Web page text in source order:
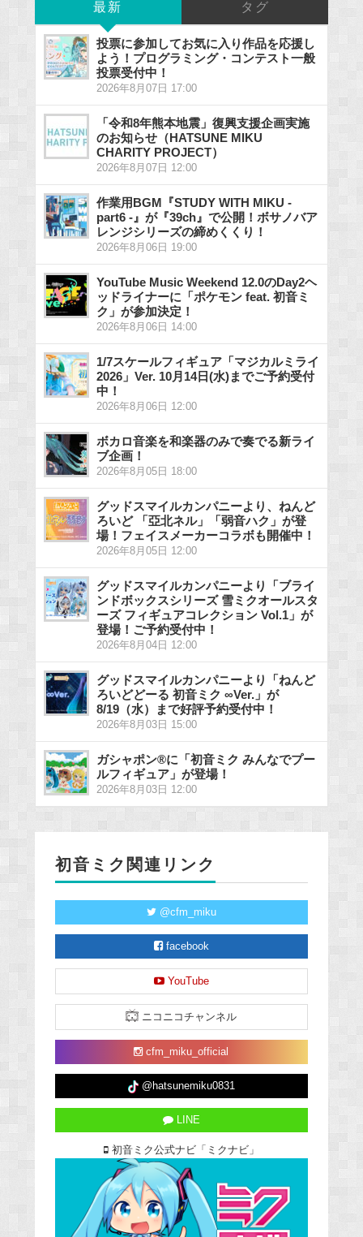
最新 タグ
投票に参加してお気に入り作品を応援し
よう！プログラミング・コンテスト一般
投票受付中！
2026年8月07日 17:00
「令和8年熊本地震」復興支援企画実施
のお知らせ（HATSUNE MIKU
CHARITY PROJECT）
2026年8月07日 12:00
作業用BGM『STUDY WITH MIKU -
part6 -』が『39ch』で公開！ボサノバア
レンジシリーズの締めくくり！
2026年8月06日 19:00
YouTube Music Weekend 12.0のDay2ヘ
ッドライナーに「ポケモン feat. 初音ミ
ク」が参加決定！
2026年8月06日 14:00
1/7スケールフィギュア「マジカルミライ
2026」Ver. 10月14日(水)までご予約受付
中！
2026年8月06日 12:00
ボカロ音楽を和楽器のみで奏でる新ライ
ブ企画！
2026年8月05日 18:00
グッドスマイルカンパニーより、ねんど
ろいど 「亞北ネル」「弱音ハク」が登
場！フェイスメーカーコラボも開催中！
2026年8月05日 12:00
グッドスマイルカンパニーより「ブライ
ンドボックスシリーズ 雪ミクオールスタ
ーズ フィギュアコレクション Vol.1」が
登場！ご予約受付中！
2026年8月04日 12:00
グッドスマイルカンパニーより「ねんど
ろいどどーる 初音ミク ∞Ver.」が
8/19（水）まで好評予約受付中！
2026年8月03日 15:00
ガシャポン®に「初音ミク みんなでプー
ルフィギュア」が登場！
2026年8月03日 12:00
初音ミク関連リンク
@cfm_miku
facebook
YouTube
ニコニコチャンネル
cfm_miku_official
@hatsunemiku0831
LINE
初音ミク公式ナビ「ミクナビ」